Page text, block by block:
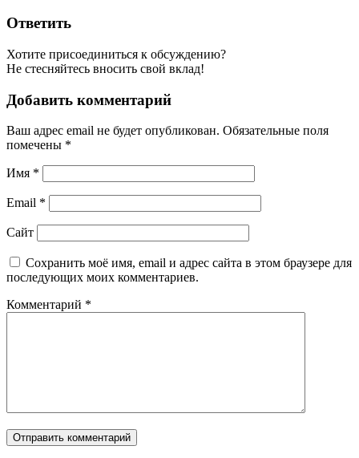
Ответить
Хотите присоединиться к обсуждению?
Не стесняйтесь вносить свой вклад!
Добавить комментарий
Ваш адрес email не будет опубликован. Обязательные поля
помечены *
Имя *
Email *
Сайт
Сохранить моё имя, email и адрес сайта в этом браузере для
последующих моих комментариев.
Комментарий *